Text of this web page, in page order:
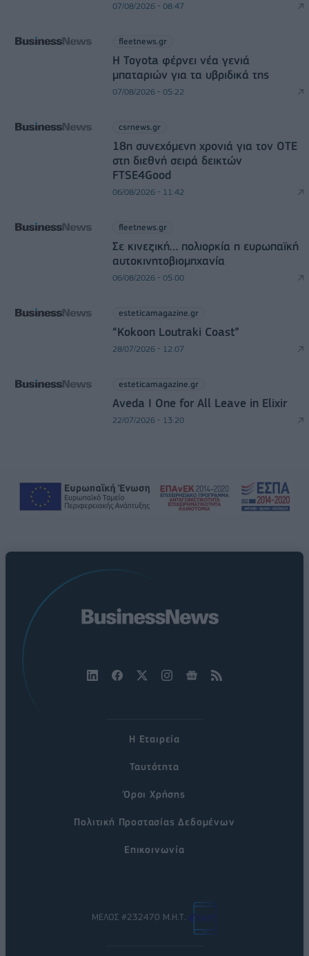
07/08/2026 - 08:47
fleetnews.gr
Η Toyota φέρνει νέα γενιά
μπαταριών για τα υβριδικά της
07/08/2026 - 05:22
csrnews.gr
18η συνεχόμενη χρονιά για τον ΟΤΕ
στη διεθνή σειρά δεικτών
FTSE4Good
06/08/2026 - 11:42
fleetnews.gr
Σε κινεζική… πολιορκία η ευρωπαϊκή
αυτοκινητοβιομηχανία
06/08/2026 - 05:00
esteticamagazine.gr
“Kokoon Loutraki Coast”
28/07/2026 - 12:07
esteticamagazine.gr
Aveda I One for All Leave in Elixir
22/07/2026 - 13:20
Η Εταιρεία
Ταυτότητα
Όροι Χρήσης
Πολιτική Προστασίας Δεδομένων
Επικοινωνία
ΜΕΛΟΣ #232470 Μ.Η.Τ.